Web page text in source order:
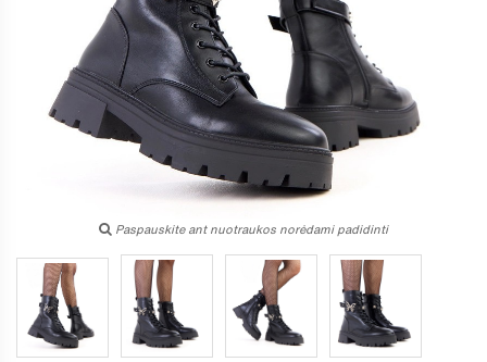
Paspauskite ant nuotraukos norėdami padidinti